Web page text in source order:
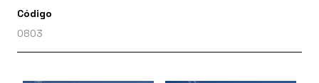
Código
0803